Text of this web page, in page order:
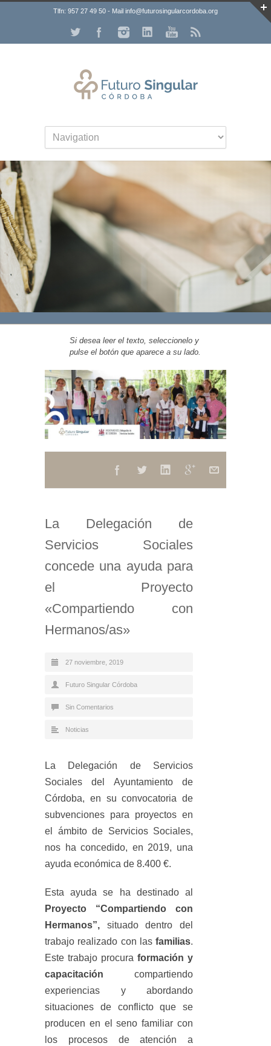
Tlfn: 957 27 49 50 - Mail info@futurosingularcordoba.org
Si desea leer el texto, seleccionelo y
pulse el botón que aparece a su lado.
La Delegación de
Servicios Sociales
concede una ayuda para
el Proyecto
«Compartiendo con
Hermanos/as»
27 noviembre, 2019
Futuro Singular Córdoba
Sin Comentarios
Noticias
La Delegación de Servicios
Sociales del Ayuntamiento de
Córdoba, en su convocatoria de
subvenciones para proyectos en
el ámbito de Servicios Sociales,
nos ha concedido, en 2019, una
ayuda económica de 8.400 €.
Esta ayuda se ha destinado al
Proyecto “Compartiendo con
Hermanos”, situado dentro del
trabajo realizado con las familias.
Este trabajo procura formación y
capacitación compartiendo
experiencias y abordando
situaciones de conflicto que se
producen en el seno familiar con
los procesos de atención a